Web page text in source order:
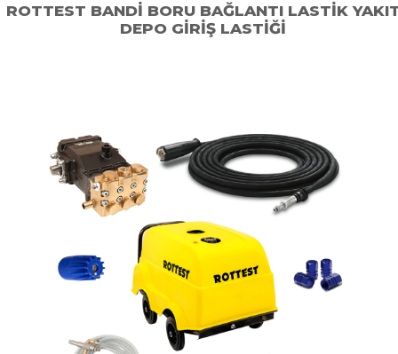
ROTTEST BANDI BORU BAĞLANTI LASTIK
DEPO GIRIŞ LASTIĞI